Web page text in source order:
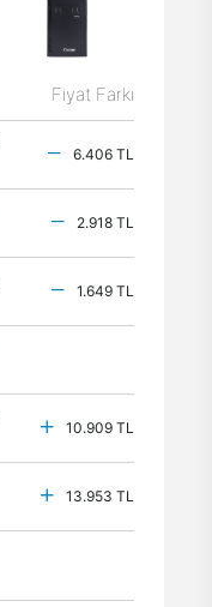
Fiyat Farkı
6.406 TL
2.918 TL
1.649 TL
10.909 TL
13.953 TL